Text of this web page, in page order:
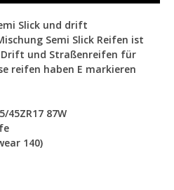
Slick und drift
Semi Slick Reifen ist
und Straßenreifen für
reifen haben E markieren
45ZR17 87W
140)